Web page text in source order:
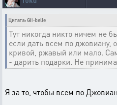
Цитата: Gii-belle
Тут никогда никто ничем не
если дать всем по джовиану,
кривой, ржавый или мало.
- дарить подарки. Не
Я за то, чтобы всем по